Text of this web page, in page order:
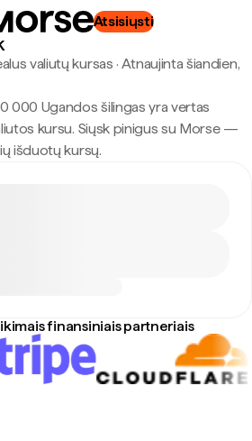
Atsisiųsti
valiutų kursas · Atnaujinta šiandien,
000 Ugandos šilingas yra vertas
kursu. Siųsk pinigus su Morse —
išduotų kursų.
finansiniais partneriais